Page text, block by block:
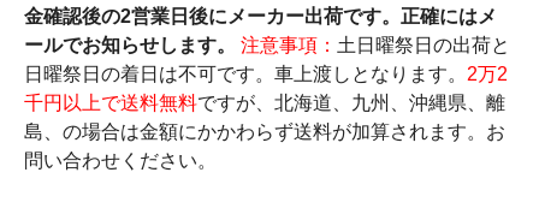
金確認後の2営業日後にメーカー出荷です。正確にはメ
ールでお知らせします。
注意事項： 土日曜祭日の出荷と
日曜祭日の着日は不可です。車上渡しとなります。 2万2
千円以上で送料無料ですが、北海道、九州、沖縄県、離
島、の場合は金額にかかわらず送料が加算されます。お
問い合わせください。